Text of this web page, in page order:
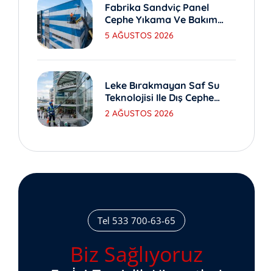
Fabrika Sandviç Panel
Cephe Yıkama Ve Bakım
Yöntemleri
5 AĞUSTOS 2026
Leke Bırakmayan Saf Su
Teknolojisi Ile Dış Cephe
Yıkama
2 AĞUSTOS 2026
Tel 533 700-63-65
Biz Sağlıyoruz